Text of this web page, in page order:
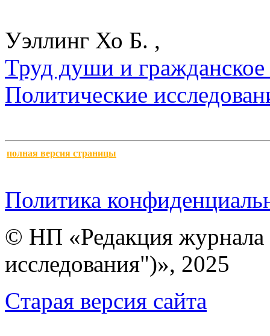
Уэллинг Хо Б. ,
Труд души и
Политические
полная версия страницы
Политика
© НП «Редакция
исследования")», 2025
Cтарая версия сайта